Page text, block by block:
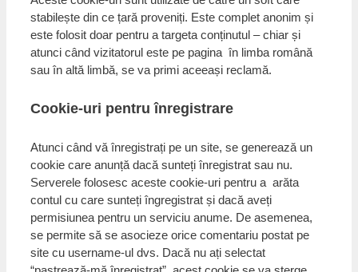
stabilește din ce țară proveniți. Este complet anonim și
este folosit doar pentru a targeta conținutul – chiar și
atunci când vizitatorul este pe pagina în limba română
sau în altă limbă, se va primi aceeași reclamă.
Cookie-uri pentru înregistrare
Atunci când vă înregistrați pe un site, se generează un
cookie care anunță dacă sunteți înregistrat sau nu.
Serverele folosesc aceste cookie-uri pentru a arăta
contul cu care sunteți îngregistrat și dacă aveți
permisiunea pentru un serviciu anume. De asemenea,
se permite să se asocieze orice comentariu postat pe
site cu username-ul dvs. Dacă nu ați selectat